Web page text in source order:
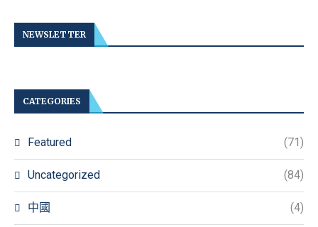
NEWSLETTER
CATEGORIES
Featured (71)
Uncategorized (84)
中國 (4)